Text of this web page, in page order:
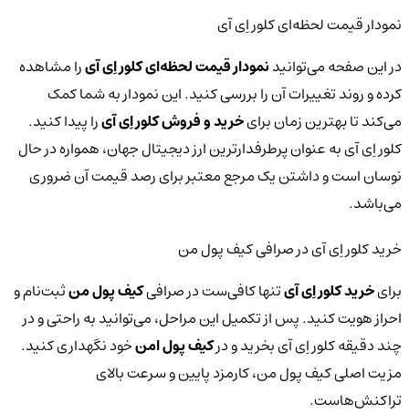
نمودار قیمت لحظه‌ای کلور اِی آی
در این صفحه می‌توانیدنمودار قیمت لحظه‌ای کلور اِی آیرا مشاهده
کرده و روند تغییرات آن را بررسی کنید. این نمودار به شما کمک
می‌کند تا بهترین زمان برایخرید و فروش کلور اِی آیرا پیدا کنید.
کلور اِی آی به عنوان پرطرفدارترین ارز دیجیتال جهان، همواره در حال
نوسان است و داشتن یک مرجع معتبر برای رصد قیمت آن ضروری
می‌باشد.
خرید کلور اِی آی در صرافی کیف پول من
برایخرید کلور اِی آیتنها کافی‌ست در صرافیکیف پول منثبت‌نام و
احراز هویت کنید. پس از تکمیل این مراحل، می‌توانید به راحتی و در
چند دقیقه کلور اِی آی بخرید و درکیف پول امنخود نگهداری کنید.
مزیت اصلی کیف پول من، کارمزد پایین و سرعت بالای
تراکنش‌هاست.